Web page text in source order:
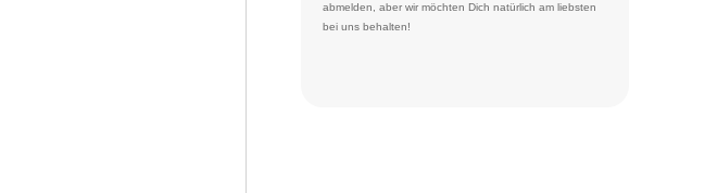
abmelden, aber wir möchten Dich natürlich am liebsten
bei uns behalten!